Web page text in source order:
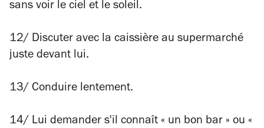
sans voir le ciel et le soleil.
12/ Discuter avec la caissière au supermarché
juste devant lui.
13/ Conduire lentement.
14/ Lui demander s'il connaît « un bon bar » ou «